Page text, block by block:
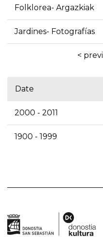
Folklorea- Argazkiak
Jardines- Fotografías
<
Date
2000 - 2011
1900 - 1999